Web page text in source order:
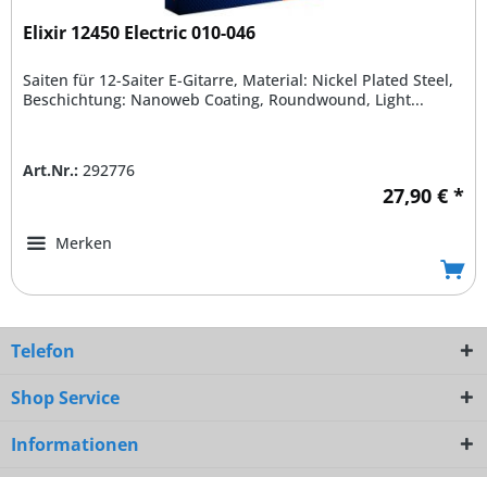
Elixir 12450 Electric 010-046
Saiten für 12-Saiter E-Gitarre, Material: Nickel Plated Steel,
Beschichtung: Nanoweb Coating, Roundwound, Light...
Art.Nr.: 292776
27,90 € *
Merken
Telefon
Shop Service
Informationen